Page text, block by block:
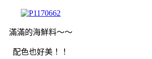
滿滿的海鮮料～～
配色也好美！！